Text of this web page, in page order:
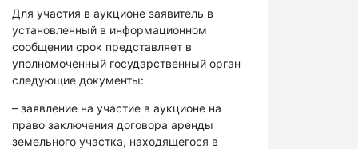
Для участия в аукционе заявитель в
установленный в информационном
сообщении срок представляет в
уполномоченный государственный орган
следующие документы:
– заявление на участие в аукционе на
право заключения договора аренды
земельного участка, находящегося в